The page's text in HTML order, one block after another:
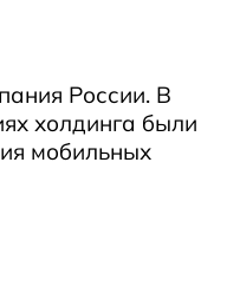
России. В
холдинга были
мобильных